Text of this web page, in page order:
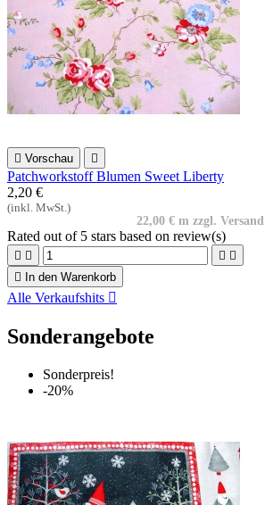
 Vorschau 
Patchworkstoff Blumen Sweet Liberty
2,20 €
(inkl. MwSt.)
22,00 € m zzgl. Versand
Rated out of 5 stars based on review(s)
   

In den Warenkorb
Alle Verkaufshits 
Sonderangebote
Sonderpreis!
-20%